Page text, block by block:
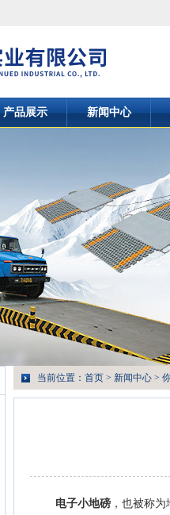
产品展示 新闻中心
当前位置： 首页 > 新闻中心 >
电子小地磅 ，也被称